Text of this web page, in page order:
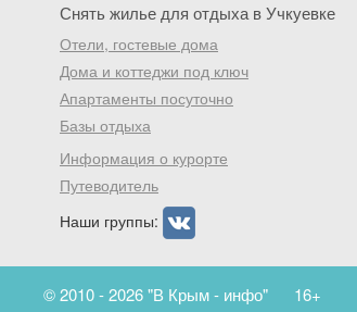
Снять жилье для отдыха в Учкуевке
Отели, гостевые дома
Дома и коттеджи под ключ
Апартаменты посуточно
Базы отдыха
Информация о курорте
Путеводитель
Наши группы:
© 2010 - 2026 "В Крым - инфо" 16+